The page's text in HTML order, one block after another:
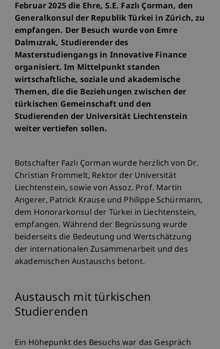
Februar 2025 die Ehre, S.E. Fazlı Çorman, den
Generalkonsul der Republik Türkei in Zürich, zu
empfangen. Der Besuch wurde von Emre
Dalmızrak, Studierender des
Masterstudiengangs in Innovative Finance
organisiert. Im Mittelpunkt standen
wirtschaftliche, soziale und akademische
Themen, die die Beziehungen zwischen der
türkischen Gemeinschaft und den
Studierenden der Universität Liechtenstein
weiter vertiefen sollen.
Botschafter Fazlı Çorman wurde herzlich von Dr.
Christian Frommelt, Rektor der Universität
Liechtenstein, sowie von Assoz. Prof. Martin
Angerer, Patrick Krause und Philippe Schürmann,
dem Honorarkonsul der Türkei in Liechtenstein,
empfangen. Während der Begrüssung wurde
beiderseits die Bedeutung und Wertschätzung
der internationalen Zusammenarbeit und des
akademischen Austauschs betont.
Austausch mit türkischen
Studierenden
Ein Höhepunkt des Besuchs war das Gespräch